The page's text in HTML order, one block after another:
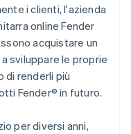
i clienti, l'azienda
online Fender
acquistare un
sviluppare le proprie
di renderli più
Fender® in futuro.
per diversi anni,